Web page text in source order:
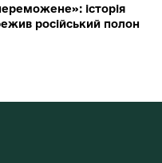
історія
російський полон